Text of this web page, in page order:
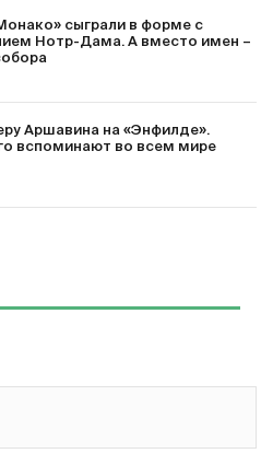
сыграли в форме с
Нотр-Дама. А вместо имен –
Аршавина на «Энфилде».
вспоминают во всем мире